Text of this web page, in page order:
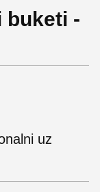
buketi -
uz